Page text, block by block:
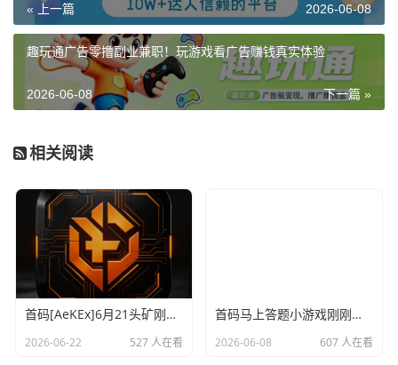
« 上一篇 2026-06-08
趣玩通广告零撸副业兼职！玩游戏看广告赚钱真实体验
下一篇 »
2026-06-08
相关阅读
首码[AeKEx]6月21头矿刚上线，开盘价0.14u
2026-06-22 527 人在看
首码马上答题小游戏刚刚上线赶紧占位
2026-06-08 607 人在看